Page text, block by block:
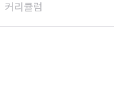
커리큘럼